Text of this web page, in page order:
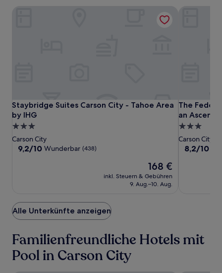
und
Staybridge
Suites
Carson
City
Staybridge
Suites
Carson
City
Staybridge Suites Carson City - Tahoe Area
by IHG
Staybridge Suites Carson City - Tahoe Area by IHG
3.0-
Sterne-
Unterkunft
Carson City
9.2
9,2/10 Wunderbar (438)
Der
Preis
beträgt
168 €
inkl. Steuern & Gebühren
9. Aug.–10. Aug.
Staybridge Suites Carson City - Tahoe Area by IHG
The
Federal
Hotel
Downtown
Carson
The
an Ascend
The
3.0-
Sterne-
Unterkunft
Carson City
8.2
8,2/10
The
Alle Unterkünfte anzeigen
Familienfreundliche Hotels mit
Pool in Carson City